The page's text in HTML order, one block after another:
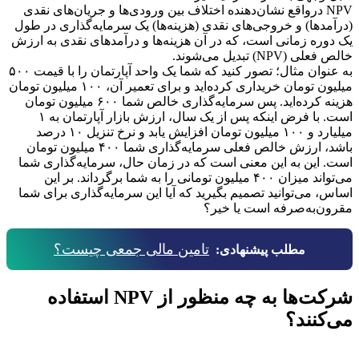
NPV درواقع نشان‌دهنده اختلاف بین ورودی‌ها و جریان‌های نقدی
(درآمدها) و خروجی‌های نقدی (هزینه‌ها) یک سرمایه‌گذاری در طول
یک دوره زمانی است، که در آن هزینه‌ها و درآمدهای نقدی به ارزش
خالص فعلی (NPV) تبدیل می‌شوند.
به عنوان مثال؛ تصور کنید که شما یک واحد آپارتمان را با قیمت ۵۰۰
میلیون تومان خریداری کرده‌اید و برای تعمیر آن، ۱۰۰ میلیون تومان
هزینه کرده‌اید. پس سرمایه‌گذاری خالص شما ۶۰۰ میلیون تومان
است. با فرض اینکه پس از یک سال، ارزش بازار آپارتمان به ۱
میلیارد و ۱۰۰ میلیون تومان افزایش یابد و نرخ تنزیل ۱۰ درصد
باشد، ارزش خالص فعلی سرمایه‌گذاری شما ۴۰۰ میلیون تومان
است. این به این معنی است که در زمان حال، سرمایه‌گذاری شما
می‌تواند میزان ۴۰۰ میلیون تومانی را به شما برگرداند. بر این
اساس، می‌توانید تصمیم بگیرید که آیا این سرمایه‌گذاری برای شما
مقرون‌به‌صرفه است یا خیر؟
مطلب پیشنهادی: تامین مالی جمعی چیست؟
شرکت‌ها به چه منظور از NPV استفاده
می‌کنند؟